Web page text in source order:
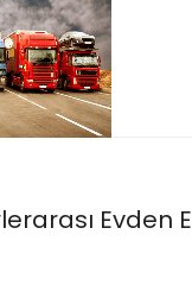
Evden